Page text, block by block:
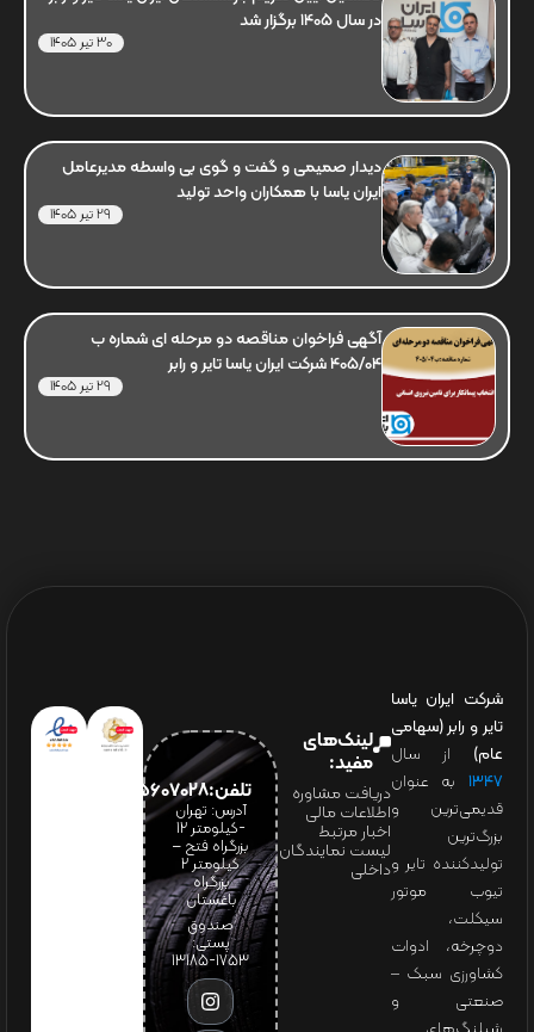
در سال 1405 برگزار شد
30 تیر 1405
دیدار صمیمی و گفت و گوی بی واسطه مدیرعامل
ایران یاسا با همکاران واحد تولید
29 تیر 1405
آگهی فراخوان مناقصه دو مرحله ای شماره ب
405/04 شرکت ایران یاسا تایر و رابر
29 تیر 1405
شرکت ایران یاسا
تایر و رابر (سهامی
عام) از سال
۱۳۴۷ به عنوان
قدیمی‌ترین و
بزرگ‌ترین
تولیدکننده تایر و
تیوب موتور
سیکلت،
دوچرخه، ادوات
کشاورزی سبک –
صنعتی و
لینک‌های
مفید:
دریافت مشاوره
اطلاعات مالی
اخبار مرتبط
لیست نمایندگان
داخلی
تلفن:65607028(021)
آدرس: تهران
-کیلومتر 12
بزرگراه فتح –
کیلومتر ۲
بزرگراه
باغستان
صندوق
پستی:
1753-13185